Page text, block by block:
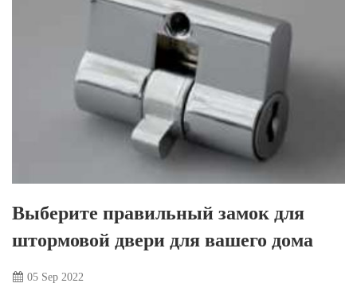
Выберите правильный замок для
штормовой двери для вашего дома
05 Sep 2022